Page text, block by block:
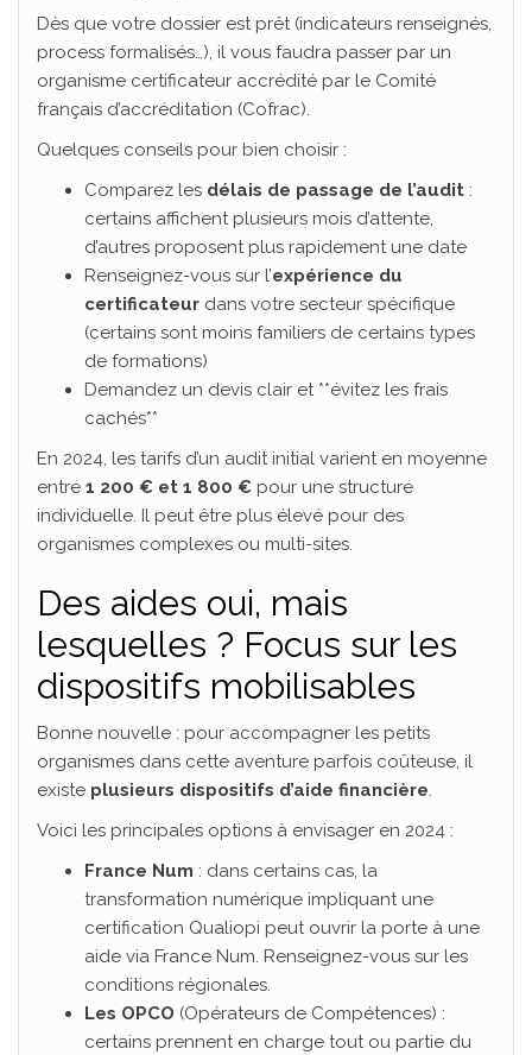
Dès que votre dossier est prêt (indicateurs renseignés,
process formalisés…), il vous faudra passer par un
organisme certificateur accrédité par le Comité
français d’accréditation (Cofrac).
Quelques conseils pour bien choisir :
Comparez les délais de passage de l’audit :
certains affichent plusieurs mois d’attente,
d’autres proposent plus rapidement une date
Renseignez-vous sur l’expérience du
certificateur dans votre secteur spécifique
(certains sont moins familiers de certains types
de formations)
Demandez un devis clair et **évitez les frais
cachés**
En 2024, les tarifs d’un audit initial varient en moyenne
entre 1 200 € et 1 800 € pour une structure
individuelle. Il peut être plus élevé pour des
organismes complexes ou multi-sites.
Des aides oui, mais
lesquelles ? Focus sur les
dispositifs mobilisables
Bonne nouvelle : pour accompagner les petits
organismes dans cette aventure parfois coûteuse, il
existe plusieurs dispositifs d’aide financière.
Voici les principales options à envisager en 2024 :
France Num : dans certains cas, la
transformation numérique impliquant une
certification Qualiopi peut ouvrir la porte à une
aide via France Num. Renseignez-vous sur les
conditions régionales.
Les OPCO (Opérateurs de Compétences) :
certains prennent en charge tout ou partie du